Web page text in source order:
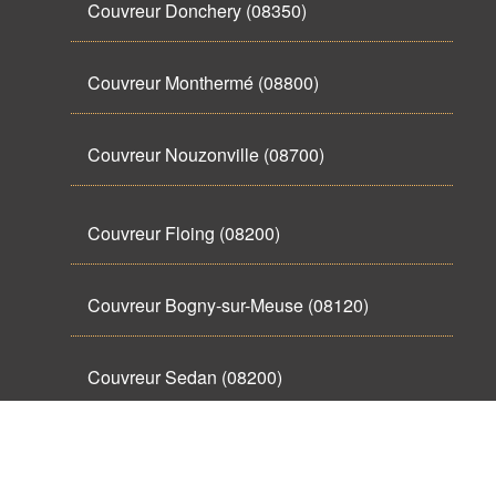
Couvreur Donchery (08350)
Couvreur Monthermé (08800)
Couvreur Nouzonville (08700)
Couvreur Floing (08200)
Couvreur Bogny-sur-Meuse (08120)
Couvreur Sedan (08200)